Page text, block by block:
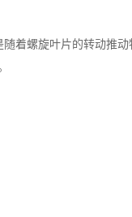
螺旋叶片的转动推